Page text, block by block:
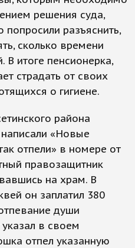
решения суда,
попросили разъяснить,
сколько времени
итоге пенсионерка,
страдать от своих
о гигиене.
района
«Новые
отпели» в номере от
правозащитник
на храм. В
он заплатил 380
души
указал в своем
отпел указанную